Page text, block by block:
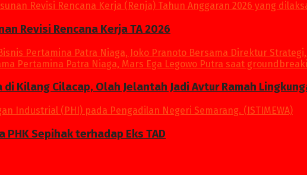
Revisi Rencana Kerja TA 2026
Kilang Cilacap, Olah Jelantah Jadi Avtur Ramah
PHK Sepihak terhadap Eks TAD